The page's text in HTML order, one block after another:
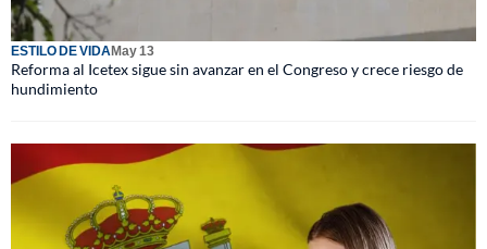
ESTILO DE VIDAMay 13
Reforma al Icetex sigue sin avanzar en el Congreso y crece riesgo de
hundimiento